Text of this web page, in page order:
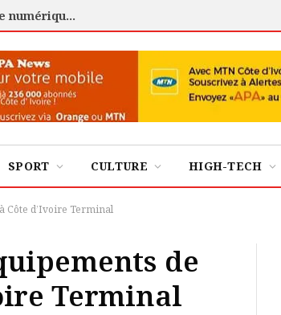
Cybersécurité : l’ANSSI certifie 88 experts pour renforcer la défense numérique de la Côte d’Ivoire
SPORT CULTURE HIGH-TECH
Côte d’Ivoire Terminal
de
Terminal